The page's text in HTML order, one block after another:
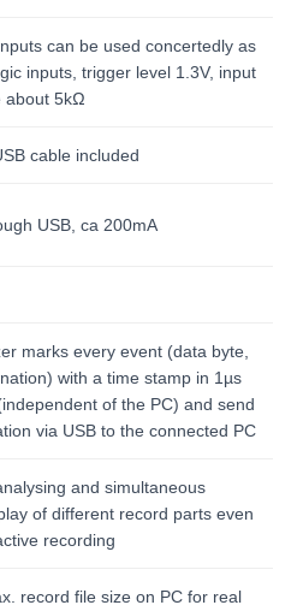
can be used concertedly as
inputs, trigger level 1.3V, input
about 5kΩ
cable included
USB, ca 200mA
marks every event (data byte,
with a time stamp in 1µs
of the PC) and send
via USB to the connected PC
and simultaneous
of different record parts even
recording
record file size on PC for real